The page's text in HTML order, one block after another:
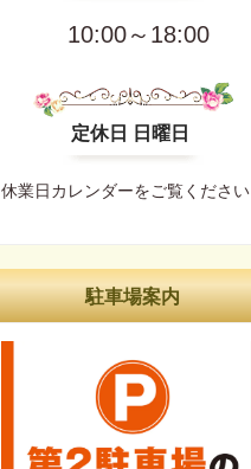
10:00～18:00
定休日 日曜日
休業日カレンダーをご覧ください
駐車場案内